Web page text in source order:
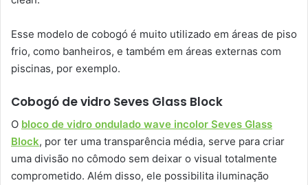
Esse modelo de cobogó é muito utilizado em áreas de piso
frio, como banheiros, e também em áreas externas com
piscinas, por exemplo.
Cobogó de vidro Seves Glass Block
O bloco de vidro ondulado wave incolor Seves Glass
Block, por ter uma transparência média, serve para criar
uma divisão no cômodo sem deixar o visual totalmente
comprometido. Além disso, ele possibilita iluminação